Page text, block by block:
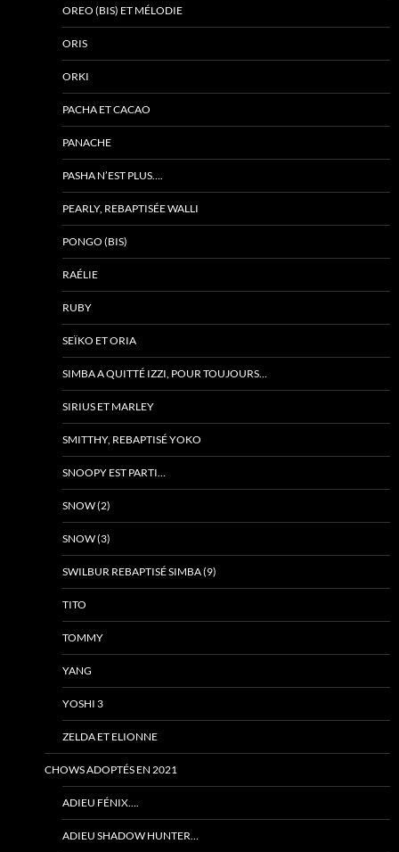
OREO (BIS) ET MÉLODIE
ORIS
ORKI
PACHA ET CACAO
PANACHE
PASHA N’EST PLUS….
PEARLY, REBAPTISÉE WALLI
PONGO (BIS)
RAÉLIE
RUBY
SEÏKO ET ORIA
SIMBA A QUITTÉ IZZI, POUR TOUJOURS…
SIRIUS ET MARLEY
SMITTHY, REBAPTISÉ YOKO
SNOOPY EST PARTI…
SNOW (2)
SNOW (3)
SWILBUR REBAPTISÉ SIMBA (9)
TITO
TOMMY
YANG
YOSHI 3
ZELDA ET ELIONNE
CHOWS ADOPTÉS EN 2021
ADIEU FÉNIX….
ADIEU SHADOW HUNTER…